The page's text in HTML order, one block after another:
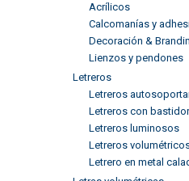
Acrílicos
Calcomanías y
Decoración &
Lienzos y pendones
Letreros
Letreros
Letreros con bastidor
Letreros luminosos
Letreros
Letrero en metal